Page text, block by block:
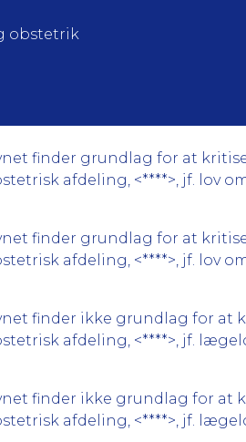
obstetrik
finder grundlag for at
afdeling, <****>, jf. lov
finder grundlag for at
afdeling, <****>, jf. lov
finder ikke grundlag for at
afdeling, <****>, jf.
finder ikke grundlag for at
afdeling, <****>, jf.